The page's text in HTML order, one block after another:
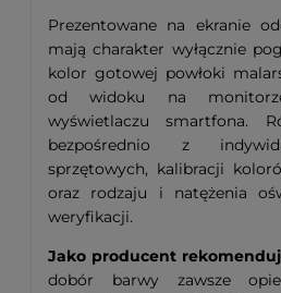
Prezentowane na ekranie
mają charakter wyłącznie
kolor gotowej powłoki
od widoku na
wyświetlaczu smartfona.
bezpośrednio z
sprzętowych, kalibracji
oraz rodzaju i natężenia
weryfikacji.
Jako producent
dobór barwy zawsze